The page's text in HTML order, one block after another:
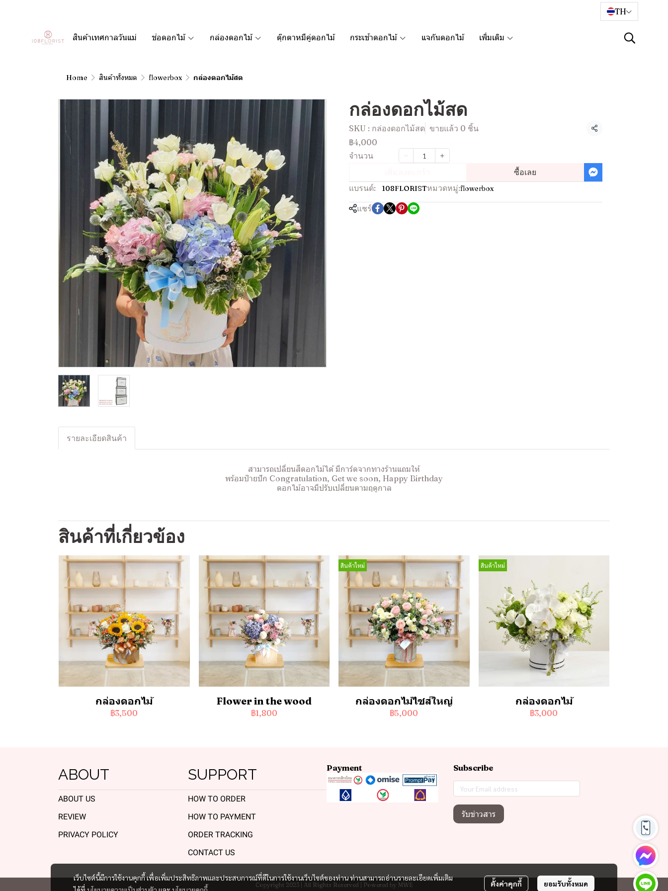
TH
สินค้าเทศกาลวันแม่ ช่อดอกไม้ กล่องดอกไม้ ตุ๊กตาหมีคู่ดอกไม้ กระเช้าดอกไม้ แจกันดอกไม้ เพิ่มเติม
Home สินค้าทั้งหมด flowerbox กล่องดอกไม้สด
กล่องดอกไม้สด
SKU : กล่องดอกไม้สด ขายแล้ว 0 ชิ้น
แชร์
฿4,000
จำนวน
ซื้อเลย
แบรนด์:
108FLORISTหมวดหมู่:flowerbox
แชร์
รายละเอียดสินค้า
สามารถเปลี่ยนสีดอกไม้ได้ มีการ์ดจากทางร้านแถมให้
พร้อมป้ายปัก Congratulation, Get we soon, Happy Birthday
ดอกไม้อาจมีปรับเปลี่ยนตามฤดูกาล
สินค้าที่เกี่ยวข้อง
กล่องดอกไม้
฿3,500
Flower in the wood
฿1,800
สินค้าใหม่
กล่องดอกไม้ไซส์ใหญ่
฿5,000
สินค้าใหม่
กล่องดอกไม้
฿3,000
เว็บไซต์นี้มีการใช้งานคุกกี้ เพื่อเพิ่มประสิทธิภาพและประสบการณ์ที่ดีในการใช้งานเว็บไซต์ของท่าน ท่านสามารถอ่านรายละเอียดเพิ่มเติม
ตั้งค่าคุกกี้ ยอมรับทั้งหมด
ABOUT
ABOUT US
REVIEW
PRIVACY POLICY
SUPPORT
HOW TO ORDER
HOW TO PAYMENT
ORDER TRACKING
CONTACT US
Payment Subscribe
รับข่าวสาร
Copyright 2023 | All Rights Reserved | Powered by MWE